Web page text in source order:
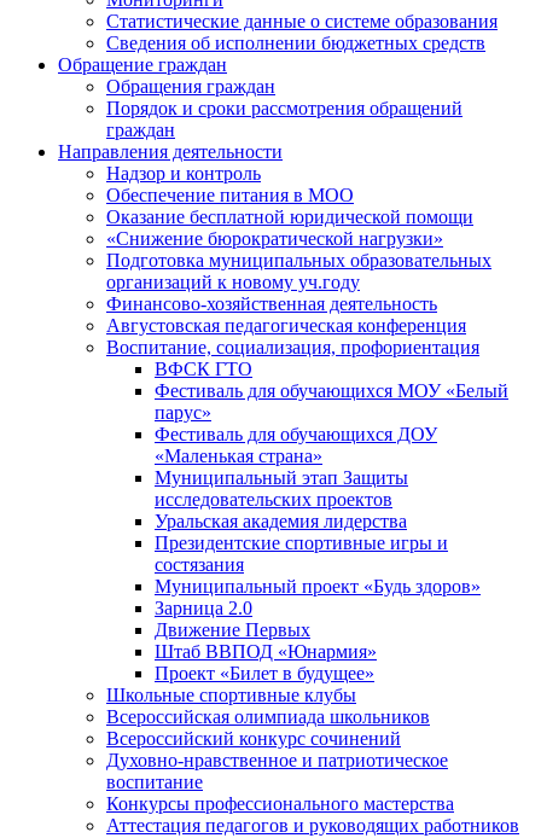
Статистические данные о системе образования
Сведения об исполнении бюджетных средств
Обращение граждан
Обращения граждан
Порядок и сроки рассмотрения обращений
граждан
Направления деятельности
Надзор и контроль
Обеспечение питания в МОО
Оказание бесплатной юридической помощи
«Снижение бюрократической нагрузки»
Подготовка муниципальных образовательных
организаций к новому уч.году
Финансово-хозяйственная деятельность
Августовская педагогическая конференция
Воспитание, социализация, профориентация
ВФСК ГТО
Фестиваль для обучающихся МОУ «Белый
парус»
Фестиваль для обучающихся ДОУ
«Маленькая страна»
Муниципальный этап Защиты
исследовательских проектов
Уральская академия лидерства
Президентские спортивные игры и
состязания
Муниципальный проект «Будь здоров»
Зарница 2.0
Движение Первых
Штаб ВВПОД «Юнармия»
Проект «Билет в будущее»
Школьные спортивные клубы
Всероссийская олимпиада школьников
Всероссийский конкурс сочинений
Духовно-нравственное и патриотическое
воспитание
Конкурсы профессионального мастерства
Аттестация педагогов и руководящих работников